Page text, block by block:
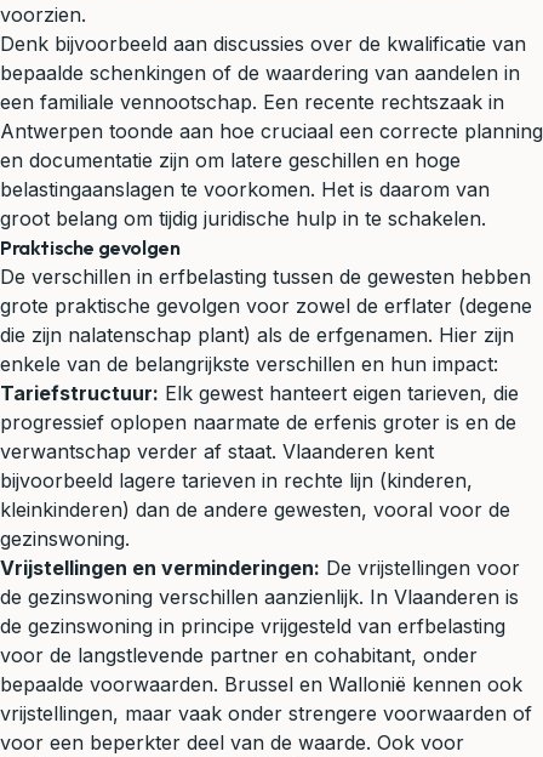
voorzien.
Denk bijvoorbeeld aan discussies over de kwalificatie van
bepaalde schenkingen of de waardering van aandelen in
een familiale vennootschap. Een recente rechtszaak in
Antwerpen toonde aan hoe cruciaal een correcte planning
en documentatie zijn om latere geschillen en hoge
belastingaanslagen te voorkomen. Het is daarom van
groot belang om tijdig juridische hulp in te schakelen.
Praktische gevolgen
De verschillen in erfbelasting tussen de gewesten hebben
grote praktische gevolgen voor zowel de erflater (degene
die zijn nalatenschap plant) als de erfgenamen. Hier zijn
enkele van de belangrijkste verschillen en hun impact:
Tariefstructuur: Elk gewest hanteert eigen tarieven, die
progressief oplopen naarmate de erfenis groter is en de
verwantschap verder af staat. Vlaanderen kent
bijvoorbeeld lagere tarieven in rechte lijn (kinderen,
kleinkinderen) dan de andere gewesten, vooral voor de
gezinswoning.
Vrijstellingen en verminderingen: De vrijstellingen voor
de gezinswoning verschillen aanzienlijk. In Vlaanderen is
de gezinswoning in principe vrijgesteld van erfbelasting
voor de langstlevende partner en cohabitant, onder
bepaalde voorwaarden. Brussel en Wallonië kennen ook
vrijstellingen, maar vaak onder strengere voorwaarden of
voor een beperkter deel van de waarde. Ook voor